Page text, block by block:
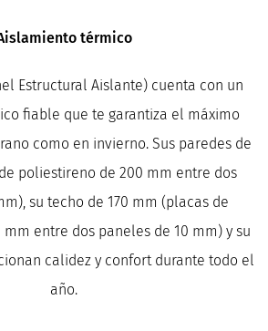
térmico
Estructural Aislante) cuenta con un
fiable que te garantiza el máximo
como en invierno. Sus paredes de
poliestireno de 200 mm entre dos
su techo de 170 mm (placas de
entre dos paneles de 10 mm) y su
calidez y confort durante todo el
año.